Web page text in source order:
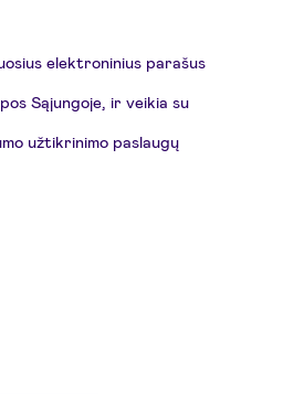
elektroninius parašus
Sąjungoje, ir veikia su
užtikrinimo paslaugų